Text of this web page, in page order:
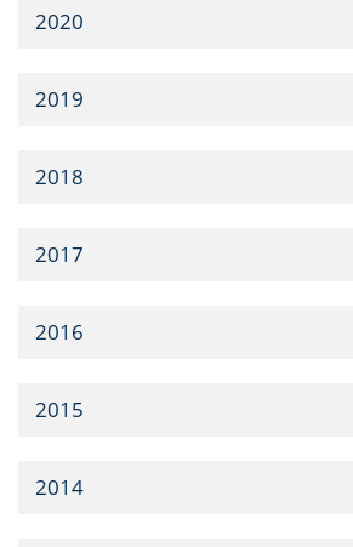
2020
2019
2018
2017
2016
2015
2014